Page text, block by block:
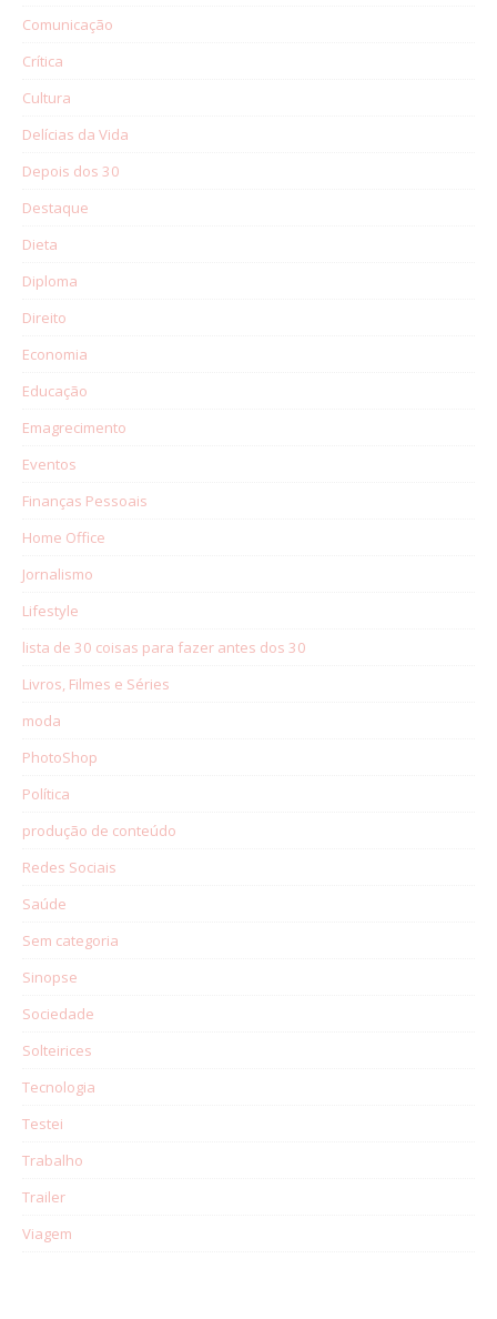
Comunicação
Crítica
Cultura
Delícias da Vida
Depois dos 30
Destaque
Dieta
Diploma
Direito
Economia
Educação
Emagrecimento
Eventos
Finanças Pessoais
Home Office
Jornalismo
Lifestyle
lista de 30 coisas para fazer antes dos 30
Livros, Filmes e Séries
moda
PhotoShop
Política
produção de conteúdo
Redes Sociais
Saúde
Sem categoria
Sinopse
Sociedade
Solteirices
Tecnologia
Testei
Trabalho
Trailer
Viagem